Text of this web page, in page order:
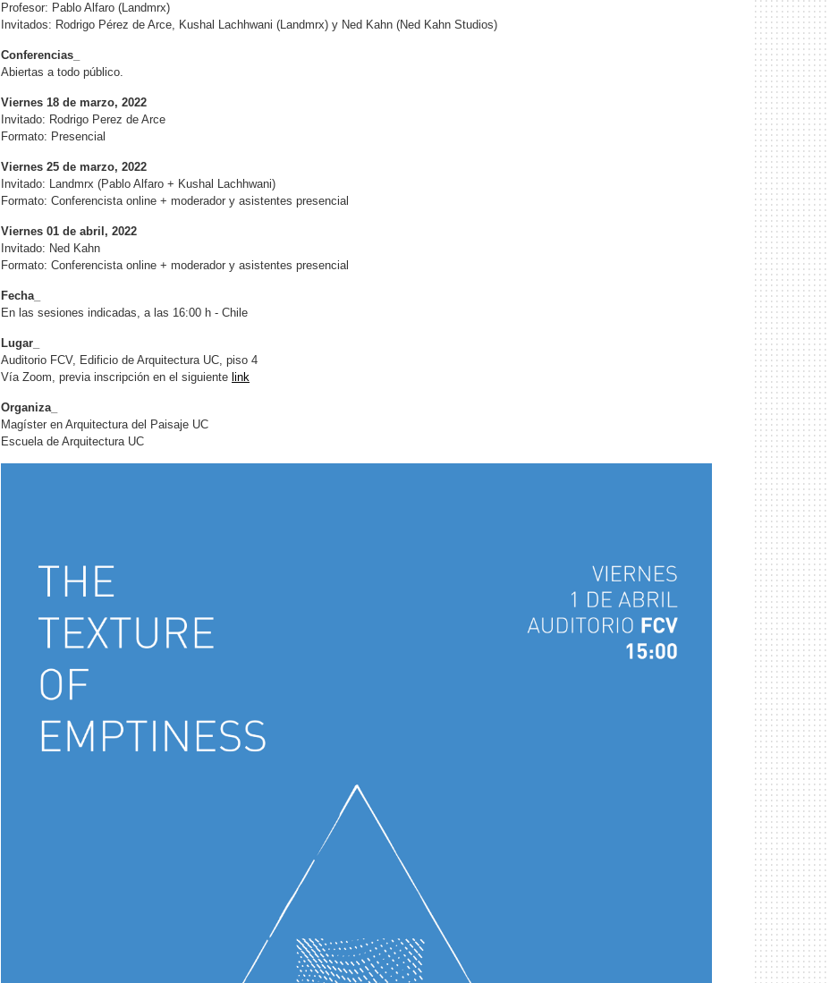
Profesor: Pablo Alfaro (Landmrx)
Invitados: Rodrigo Pérez de Arce, Kushal Lachhwani (Landmrx) y Ned Kahn (Ned Kahn Studios)
Conferencias_
Abiertas a todo público.
Viernes 18 de marzo, 2022
Invitado: Rodrigo Perez de Arce
Formato: Presencial
Viernes 25 de marzo, 2022
Invitado: Landmrx (Pablo Alfaro + Kushal Lachhwani)
Formato: Conferencista online + moderador y asistentes presencial
Viernes 01 de abril, 2022
Invitado: Ned Kahn
Formato: Conferencista online + moderador y asistentes presencial
Fecha_
En las sesiones indicadas, a las 16:00 h - Chile
Lugar_
Auditorio FCV, Edificio de Arquitectura UC, piso 4
Vía Zoom, previa inscripción en el siguiente link
Organiza_
Magíster en Arquitectura del Paisaje UC
Escuela de Arquitectura UC